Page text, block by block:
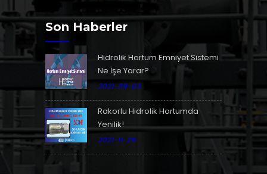
Son Haberler
Hidrolik Hortum Emniyet Sistemi
Ne İşe Yarar?
2021-09-03
Rakorlu Hidrolik Hortumda
Yenilik!
2021-11-29